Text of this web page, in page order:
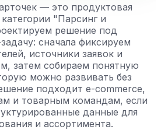
— это продуктовая
"Парсинг и
решение под
сначала фиксируем
источники заявок и
затем собираем понятную
можно развивать без
подходит e-commerce,
и товарным командам, если
данные для
и ассортимента.